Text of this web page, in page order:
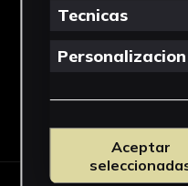
Tecnicas
Personalizacion
Aceptar